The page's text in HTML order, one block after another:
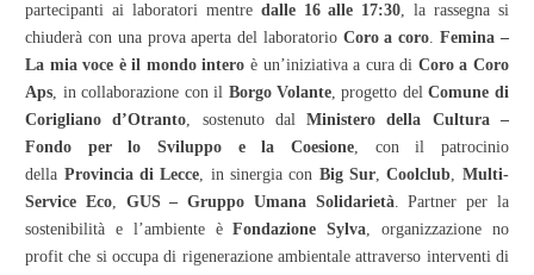
partecipanti ai laboratori mentre dalle 16 alle 17:30, la rassegna si
chiuderà con una prova aperta del laboratorio Coro a coro. Femina –
La mia voce è il mondo intero è un’iniziativa a cura di Coro a Coro
Aps, in collaborazione con il Borgo Volante, progetto delComune di
Corigliano d’Otranto, sostenuto dalMinistero della Cultura –
Fondo per lo Sviluppo e la Coesione, con il patrocinio
della Provincia di Lecce, in sinergia con Big Sur,Coolclub, Multi-
Service Eco, GUS – Gruppo Umana Solidarietà. Partner per la
sostenibilità e l’ambiente èFondazione Sylva, organizzazione no
profit che si occupa di rigenerazione ambientale attraverso interventi di